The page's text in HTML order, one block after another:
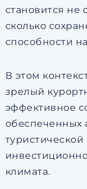
становится не
сколько
способности
В этом
зрелый
эффективное
обеспеченных
климата.